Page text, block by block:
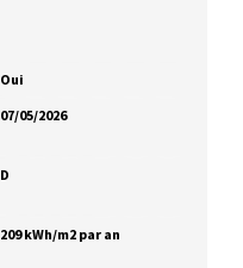
Oui
07/05/2026
D
209 kWh/m2 par an